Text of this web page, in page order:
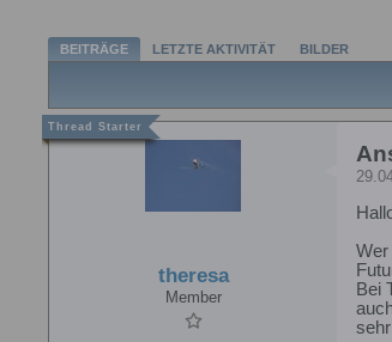
BEITRÄGE LETZTE AKTIVITÄT BILDER
theresa
Member
Wer
Bei